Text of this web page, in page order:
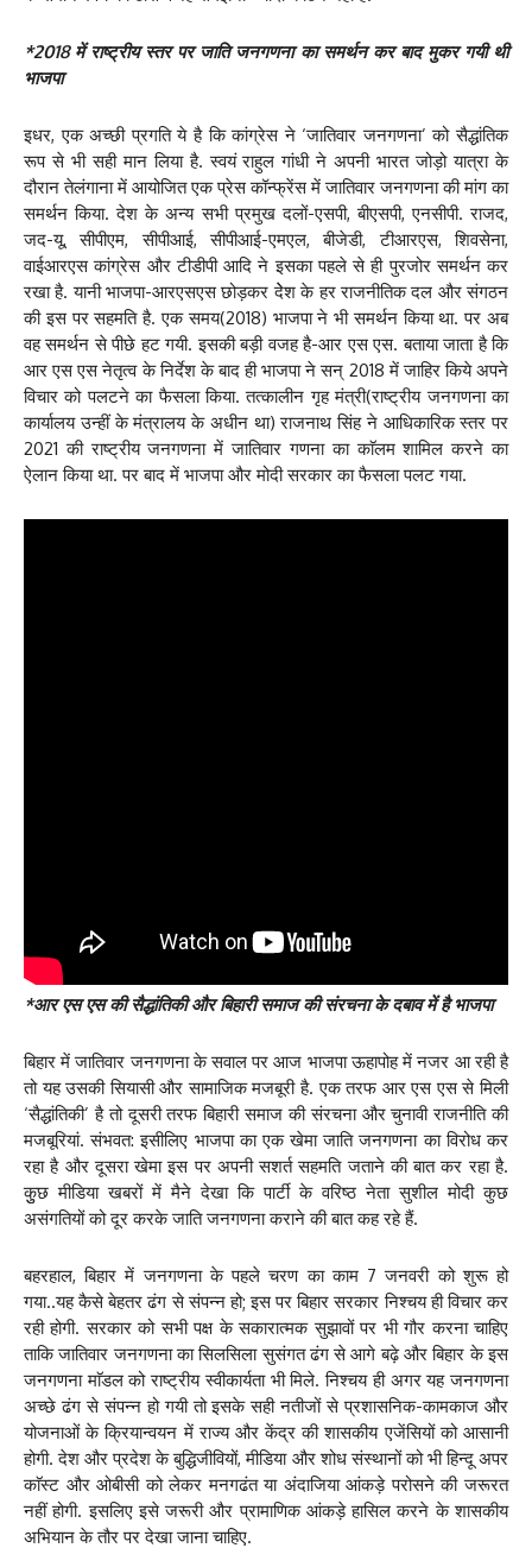
*2018 में राष्ट्रीय स्तर पर जाति जनगणना का समर्थन कर बाद मुकर गयी थी
भाजपा
इधर, एक अच्छी प्रगति ये है कि कांग्रेस ने ‘जातिवार जनगणना’ को सैद्धांतिक
रूप से भी सही मान लिया है. स्वयं राहुल गांधी ने अपनी भारत जोड़ो यात्रा के
दौरान तेलंगाना में आयोजित एक प्रेस कॉन्फ्रेंस में जातिवार जनगणना की मांग का
समर्थन किया. देश के अन्य सभी प्रमुख दलों-एसपी, बीएसपी, एनसीपी. राजद,
जद-यू, सीपीएम, सीपीआई, सीपीआई-एमएल, बीजेडी, टीआरएस, शिवसेना,
वाईआरएस कांग्रेस और टीडीपी आदि ने इसका पहले से ही पुरजोर समर्थन कर
रखा है. यानी भाजपा-आरएसएस छोड़कर देेश के हर राजनीतिक दल और संगठन
की इस पर सहमति है. एक समय(2018) भाजपा ने भी समर्थन किया था. पर अब
वह समर्थन से पीछे हट गयी. इसकी बड़ी वजह है-आर एस एस. बताया जाता है कि
आर एस एस नेतृत्व के निर्देश के बाद ही भाजपा ने सन् 2018 में जाहिर किये अपने
विचार को पलटने का फैसला किया. तत्कालीन गृह मंत्री(राष्ट्रीय जनगणना का
कार्यालय उन्हीं के मंत्रालय के अधीन था) राजनाथ सिंह ने आधिकारिक स्तर पर
2021 की राष्ट्रीय जनगणना में जातिवार गणना का काॅलम शामिल करने का
ऐलान किया था. पर बाद में भाजपा और मोदी सरकार का फैसला पलट गया.
*आर एस एस की सैद्धांतिकी और बिहारी समाज की संरचना के दबाव में है भाजपा
बिहार में जातिवार जनगणना के सवाल पर आज भाजपा ऊहापोह में नजर आ रही है
तो यह उसकी सियासी और सामाजिक मजबूरी है. एक तरफ आर एस एस से मिली
‘सैद्धांतिकी’ है तो दूसरी तरफ बिहारी समाज की संरचना और चुनावी राजनीति की
मजबूरियां. संभवत: इसीलिए भाजपा का एक खेमा जाति जनगणना का विरोध कर
रहा है और दूसरा खेमा इस पर अपनी सशर्त सहमति जताने की बात कर रहा है.
कुुछ मीडिया खबरों में मैने देखा कि पार्टी के वरिष्ठ नेता सुशील मोदी कुछ
असंगतियों को दूर करके जाति जनगणना कराने की बात कह रहे हैं.
बहरहाल, बिहार में जनगणना के पहले चरण का काम 7 जनवरी को शुरू हो
गया..यह कैसे बेहतर ढंग से संपन्न हो; इस पर बिहार सरकार निश्चय ही विचार कर
रही होगी. सरकार को सभी पक्ष के सकारात्मक सुझावों पर भी गौर करना चाहिए
ताकि जातिवार जनगणना का सिलसिला सुसंगत ढंग से आगे बढ़े और बिहार के इस
जनगणना माॅडल को राष्ट्रीय स्वीकार्यता भी मिले. निश्चय ही अगर यह जनगणना
अच्छे ढंग से संपन्न हो गयी तो इसके सही नतीजों से प्रशासनिक-कामकाज और
योजनाओं के क्रियान्वयन में राज्य और केंद्र की शासकीय एजेंसियों को आसानी
होगी. देश और प्रदेश के बुद्धिजीवियों, मीडिया और शोध संस्थानों को भी हिन्दू अपर
काॅस्ट और ओबीसी को लेकर मनगढंत या अंदाजिया आंकड़े परोसने की जरूरत
नहीं होगी. इसलिए इसे जरूरी और प्रामाणिक आंकड़े हासिल करने के शासकीय
अभियान के तौर पर देखा जाना चाहिए.